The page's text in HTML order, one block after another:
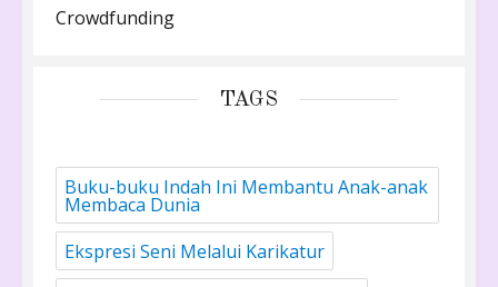
Crowdfunding
TAGS
Buku-buku Indah Ini Membantu Anak-anak
Membaca Dunia
Ekspresi Seni Melalui Karikatur